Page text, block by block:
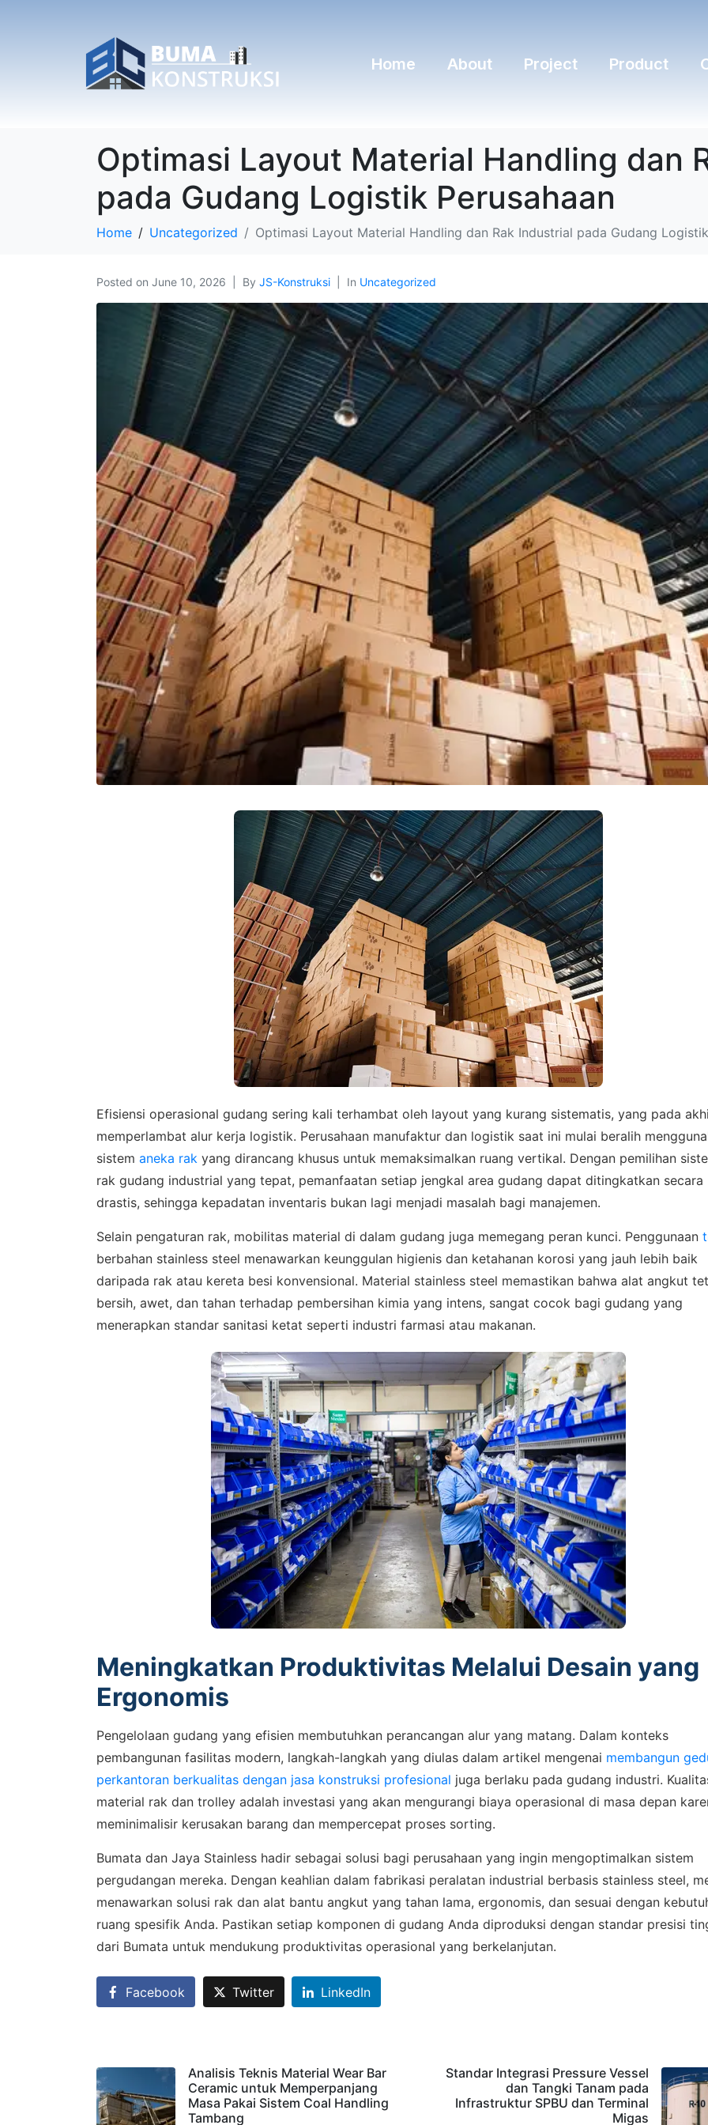
Home About Project Product
Optimasi Layout Material Handling dan
pada Gudang Logistik Perusahaan
Home Uncategorized Optimasi Layout Material Handling dan Rak Industrial pada Gudang
Posted on June 10, 2026 By JS-Konstruksi In Uncategorized
Efisiensi operasional gudang sering kali terhambat oleh layout yang kurang sistematis, yang pada
memperlambat alur kerja logistik. Perusahaan manufaktur dan logistik saat ini mulai beralih
sistem aneka rak yang dirancang khusus untuk memaksimalkan ruang vertikal. Dengan pemilihan
rak gudang industrial yang tepat, pemanfaatan setiap jengkal area gudang dapat ditingkatkan secara
drastis, sehingga kepadatan inventaris bukan lagi menjadi masalah bagi manajemen.
Selain pengaturan rak, mobilitas material di dalam gudang juga memegang peran kunci. Penggunaan
berbahan stainless steel menawarkan keunggulan higienis dan ketahanan korosi yang jauh lebih baik
daripada rak atau kereta besi konvensional. Material stainless steel memastikan bahwa alat angkut
bersih, awet, dan tahan terhadap pembersihan kimia yang intens, sangat cocok bagi gudang yang
menerapkan standar sanitasi ketat seperti industri farmasi atau makanan.
Meningkatkan Produktivitas Melalui Desain yang
Ergonomis
Pengelolaan gudang yang efisien membutuhkan perancangan alur yang matang. Dalam konteks
pembangunan fasilitas modern, langkah-langkah yang diulas dalam artikel mengenai membangun
perkantoran berkualitas dengan jasa konstruksi profesional juga berlaku pada gudang industri.
material rak dan trolley adalah investasi yang akan mengurangi biaya operasional di masa depan
meminimalisir kerusakan barang dan mempercepat proses sorting.
Bumata dan Jaya Stainless hadir sebagai solusi bagi perusahaan yang ingin mengoptimalkan sistem
pergudangan mereka. Dengan keahlian dalam fabrikasi peralatan industrial berbasis stainless steel,
menawarkan solusi rak dan alat bantu angkut yang tahan lama, ergonomis, dan sesuai dengan
ruang spesifik Anda. Pastikan setiap komponen di gudang Anda diproduksi dengan standar presisi
dari Bumata untuk mendukung produktivitas operasional yang berkelanjutan.
Facebook Twitter LinkedIn
Analisis Teknis Material Wear Bar
Ceramic untuk Memperpanjang
Masa Pakai Sistem Coal Handling
Tambang
Standar Integrasi Pressure Vessel
dan Tangki Tanam pada
Infrastruktur SPBU dan Terminal
Migas
SALES ASSISTANCE
Hubungi Tim Sales
Konsultasikan kebutuhan proyek Anda, dapatkan estimasi cepat via
WhatsApp.
Admin 1
6281310045708
Admin 2
62811893101